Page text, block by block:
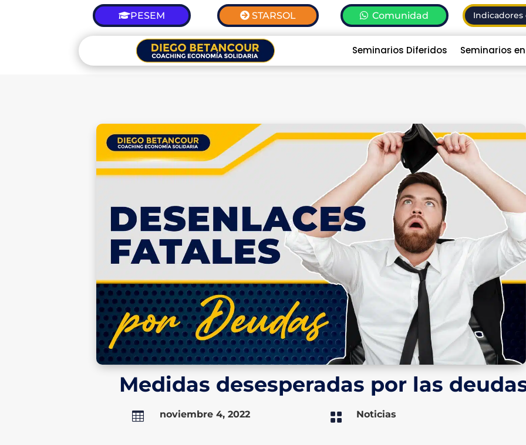
PESEM STARSOL Comunidad Indicadores
Seminarios Diferidos Seminarios
Medidas desesperadas por las
 noviembre 4, 2022  Noticias